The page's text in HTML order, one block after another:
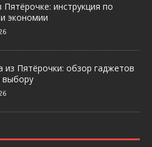
Пятёрочке: инструкция по
экономии
из Пятёрочки: обзор гаджетов
выбору